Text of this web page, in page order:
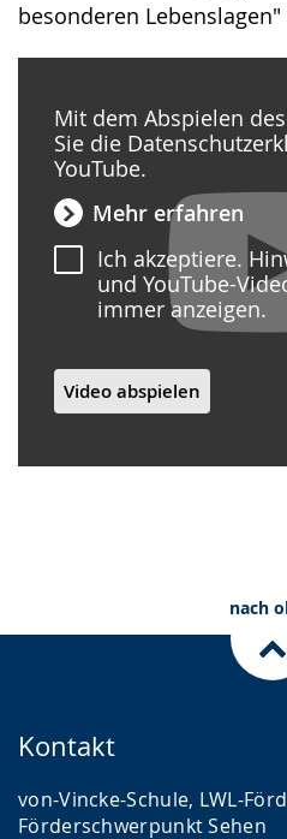
besonderen Lebenslagen"
Mit dem Abspielen
Sie die
YouTube.
Mehr erfahren
Ich akzeptiere.
und YouTube-
immer anzeigen.
Video abspielen
nach
Kontakt
von-Vincke-Schule, LWL-
Förderschwerpunkt Sehen